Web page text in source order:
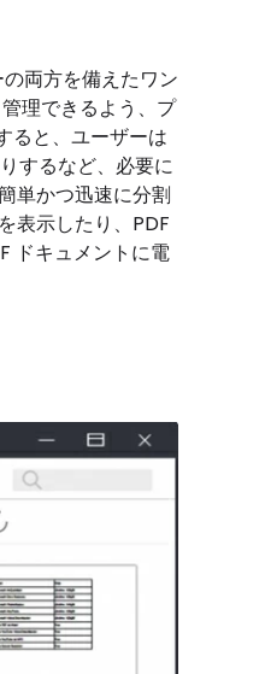
両方を備えたワン
理できるよう、プ
ると、ユーザーは
するなど、必要に
単かつ迅速に分割
表示したり、PDF
ドキュメントに電